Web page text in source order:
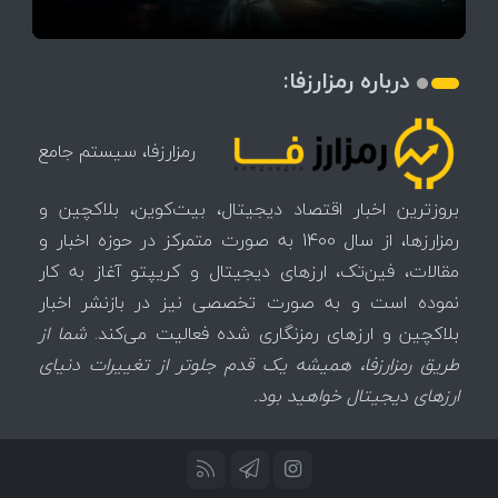
درباره رمزارزفا:
رمزارزفا، سیستم جامع
بروزترین اخبار اقتصاد دیجیتال، بیت‌کوین، بلاکچین و
رمزارزها، از سال 1400 به صورت متمرکز در حوزه اخبار و
مقالات، فین‌تک، ارزهای‌ دیجیتال و کریپتو آغاز به کار
نموده است و به صورت تخصصی نیز در بازنشر اخبار
بلاکچین و ارزهای رمزنگاری شده فعالیت می‌کند.شما از
طریق رمزارزفا، همیشه یک قدم جلوتر از تغییرات دنیای
ارزهای دیجیتال خواهید بود.